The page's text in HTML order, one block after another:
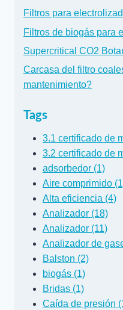
Filtros para
Filtros de biogás para
Supercritical CO2
Carcasa del filtro
mantenimiento?
Tags
3.1 certificado de
3.2 certificado de
adsorbedor (1)
Aire comprimido
Alta eficiencia (4)
Analizador (18)
Analizador (11)
Analizador de
Balston (2)
biogás (1)
Bridas (1)
Caída de presión